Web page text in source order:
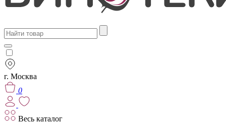
г. Москва
0
Весь каталог